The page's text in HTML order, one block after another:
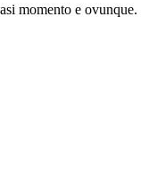
momento e ovunque.